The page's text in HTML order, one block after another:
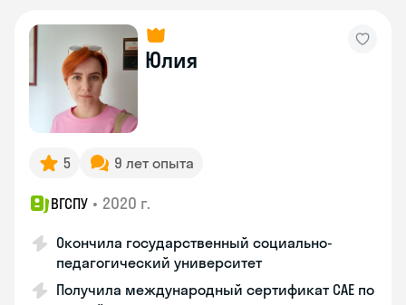
Юлия
5 9 лет опыта
ВГСПУ • 2020 г.
Окончила государственный социально-
педагогический университет
Получила международный сертификат САЕ по